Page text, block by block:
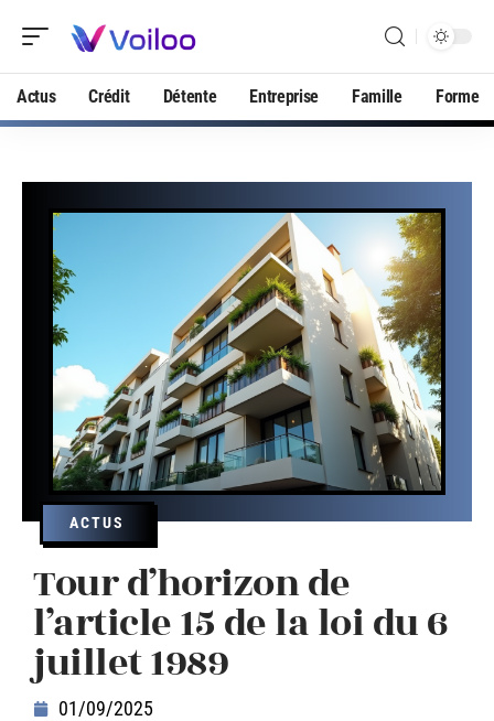
Actus Crédit Détente Entreprise Famille Forme
ACTUS
Tour d’horizon de
l’article 15 de la loi du 6
juillet 1989
01/09/2025